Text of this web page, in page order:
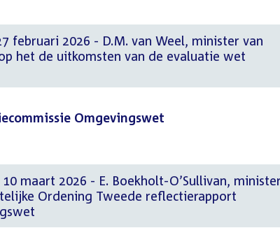
februari 2026 - D.M. van Weel, minister van
het de uitkomsten van de evaluatie wet
Omgevingswet
maart 2026 - E. Boekholt-O’Sullivan,
Ordening Tweede reflectierapport